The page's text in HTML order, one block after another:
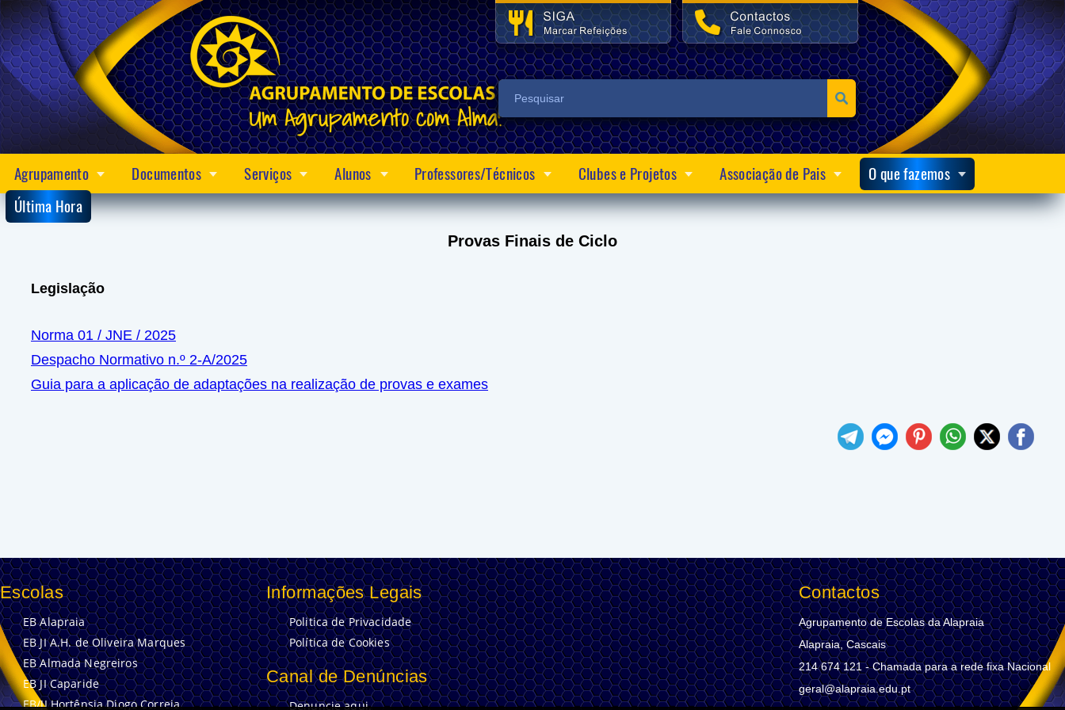
Agrupamento Documentos Serviços Alunos Professores/Técnicos Clubes e Projetos Associação de Pais
O que fazemos
Última Hora
Provas Finais de Ciclo
Legislação
Norma 01 / JNE / 2025
Despacho Normativo n.º 2-A/2025
Guia para a aplicação de adaptações na realização de provas e exames
Escolas
EB Alapraia
EB JI A.H. de Oliveira Marques
EB Almada Negreiros
EB JI Caparide
EB/JI Hortênsia Diogo Correia
Informações Legais
Politica de Privacidade
Política de Cookies
Canal de Denúncias
Denuncie aqui.
Contactos
Agrupamento de Escolas da Alapraia
Alapraia, Cascais
214 674 121 - Chamada para a rede fixa Nacional
geral@alapraia.edu.pt